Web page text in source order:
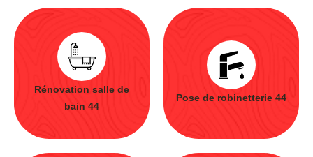
Rénovation salle de
bain 44
Pose de robinetterie 44